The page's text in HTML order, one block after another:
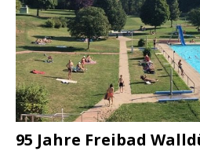
95 Jahre Freibad